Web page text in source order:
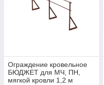
Ограждение кровельное
БЮДЖЕТ для МЧ, ПН,
мягкой кровли 1,2 м